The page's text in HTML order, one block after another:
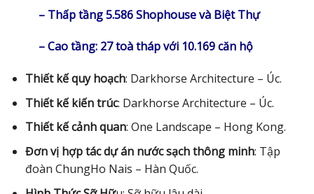
– Thấp tầng 5.586 Shophouse và Biệt Thự
– Cao tầng: 27 toà tháp với 10.169 căn hộ
Thiết kế quy hoạch: Darkhorse Architecture – Úc.
Thiết kế kiến trúc: Darkhorse Architecture – Úc.
Thiết kế cảnh quan: One Landscape – Hong Kong.
Đơn vị hợp tác dự án nước sạch thông minh: Tập
đoàn ChungHo Nais – Hàn Quốc.